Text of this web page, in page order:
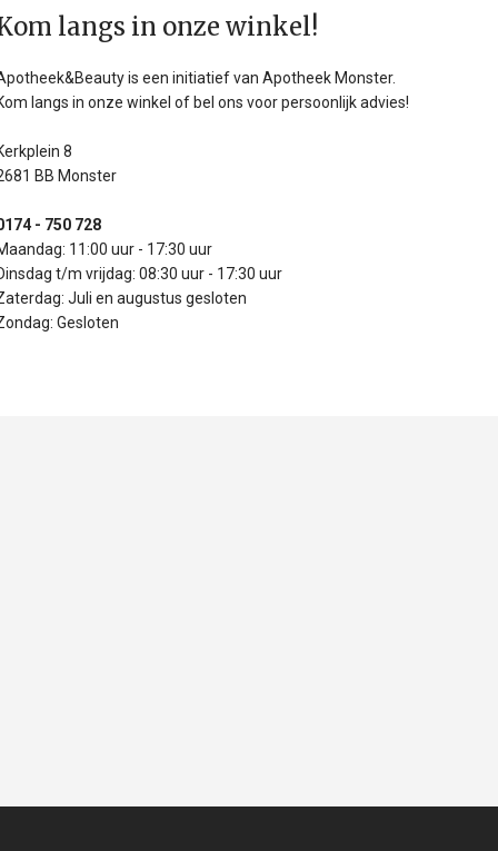
langs in onze winkel!
is een initiatief van Apotheek Monster.
langs in onze winkel of bel ons voor persoonlijk advies!
8
BB Monster
- 750 728
11:00 uur - 17:30 uur
t/m vrijdag: 08:30 uur - 17:30 uur
Juli en augustus gesloten
Gesloten